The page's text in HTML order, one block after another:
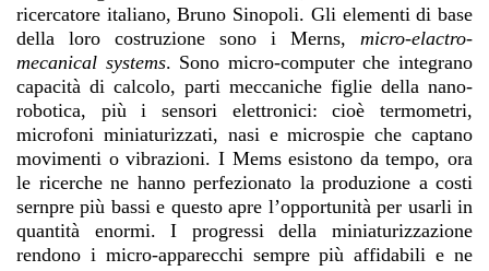
ricercatore italiano, Bruno Sinopoli. Gli elementi di base
della loro costruzione sono i Merns, micro-elactro-
mecanical systems. Sono micro-computer che integrano
capacità di calcolo, parti meccaniche figlie della nano-
robotica, più i sensori elettronici: cioè termometri,
microfoni miniaturizzati, nasi e microspie che captano
movimenti o vibrazioni. I Mems esistono da tempo, ora
le ricerche ne hanno perfezionato la produzione a costi
sernpre più bassi e questo apre l’opportunità per usarli in
quantità enormi. I progressi della miniaturizzazione
rendono i micro-apparecchi sempre più affidabili e ne